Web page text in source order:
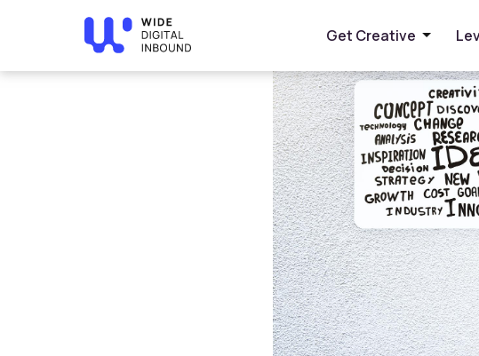
Get Creative
Home»Blog